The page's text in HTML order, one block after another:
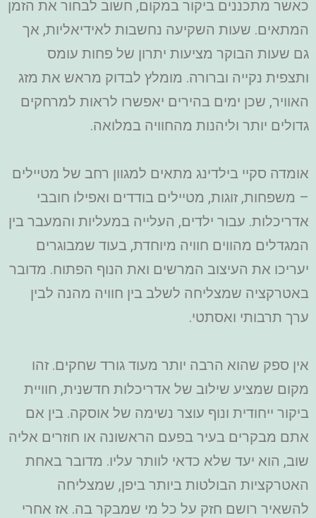
כאשר מתכננים ביקור במקום, חשוב לבחור את הזמן
המתאים. שעות השקיעה נחשבות לאידיאליות, אך
גם שעות הבוקר מציעות יתרון של פחות עומס
ותצפית נקייה וברורה. מומלץ לבדוק מראש את מזג
האוויר, שכן ימים בהירים יאפשרו לראות למרחקים
גדולים יותר וליהנות מהחוויה במלואה.
אומדה סקיי בילדינג מתאים למגוון רחב של מטיילים
– משפחות, זוגות, מטיילים בודדים ואפילו חובבי
אדריכלות. עבור ילדים, העלייה במעליות והמעבר בין
המגדלים מהווים חוויה מיוחדת, בעוד שמבוגרים
יעריכו את העיצוב המרשים ואת הנוף הפתוח. מדובר
באטרקציה שמצליחה לשלב בין חוויה מהנה לבין
ערך תרבותי ואסתטי.
אין ספק שהוא הרבה יותר מעוד גורד שחקים. זהו
מקום שמציע שילוב של אדריכלות חדשנית, חוויית
ביקור ייחודית ונוף עוצר נשימה של אוסקה. בין אם
אתם מבקרים בעיר בפעם הראשונה או חוזרים אליה
שוב, הוא יעד שלא כדאי לוותר עליו. מדובר באחת
האטרקציות הבולטות ביותר ביפן, שמצליחה
להשאיר רושם חזק על כל מי שמבקר בה. אז אחרי